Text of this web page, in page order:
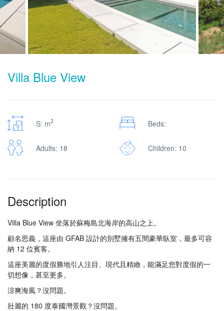
Villa Blue View
S: m2 Beds:
Adults: 18 Children: 10
Description
Villa Blue View 坐落於蘇梅島北海岸的高山之上。
顧名思義，這座由 GFAB 設計的別墅擁有五間豪華臥室，最多可容
納 12 位賓客。
這座美麗的度假勝地引人注目、現代且精緻，能滿足您對度假的一
切想像，甚至更多。
涼爽海風？沒問題。
壯麗的 180 度泰國灣景觀？沒問題。